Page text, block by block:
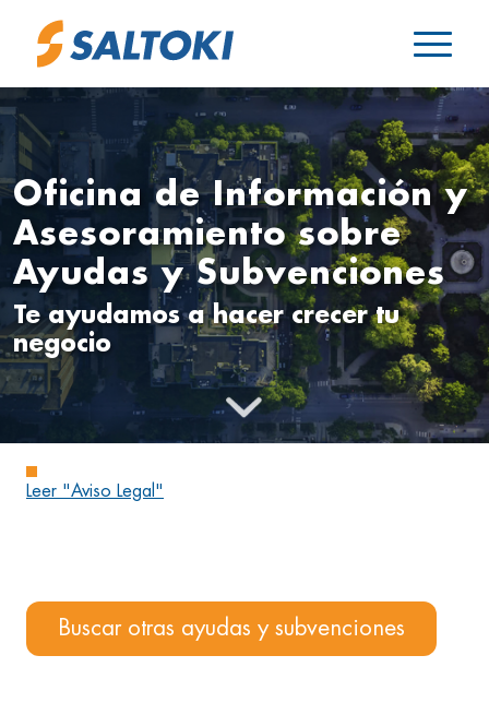
Oficina de Información y
Asesoramiento sobre
Ayudas y Subvenciones
Te ayudamos a hacer crecer tu
negocio
Leer "Aviso Legal"
Buscar otras ayudas y subvenciones